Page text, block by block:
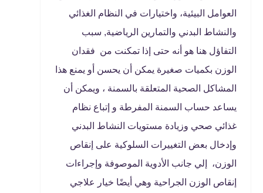
العوامل البيئية، واختيارات في النظام الغذائي
والنشاط البدني والتمارين الرياضية, سبب
التفاؤل هنا هو أنه حتى إذا تمكنت من فقدان
الوزن بكميات صغيرة يمكن أن يحسن أو يمنع هذا
المشاكل الصحية المتعلقة بالسمنة ، ويمكن أن
يساعد حساب السمنة المفرطة و إتباع نظام
غذائي صحي وزيادة مستويات النشاط البدني
وإدخال بعض التغييرات السلوكية على إنقاص
الوزن، إلي جانب الأدوية الموصوفة وإجراءات
إنقاص الوزن الجراحية وهي أيضًا خيار علاجي